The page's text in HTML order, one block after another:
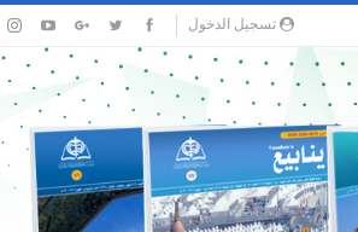
تسجيل الدخول